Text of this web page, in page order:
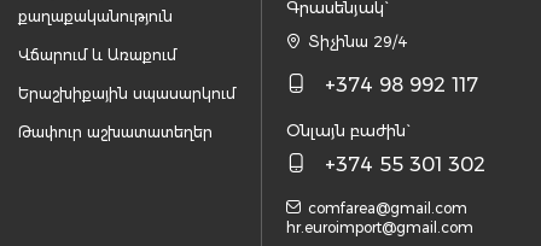
քաղաքականություն
Վճարում և Առաքում
Երաշխիքային սպասարկում
Թափուր աշխատատեղեր
Գրասենյակ`
Տիչինա 29/4
+374 98 992 117
Օնլայն բաժին`
+374 55 301 302
comfarea@gmail.com
hr.euroimport@gmail.com